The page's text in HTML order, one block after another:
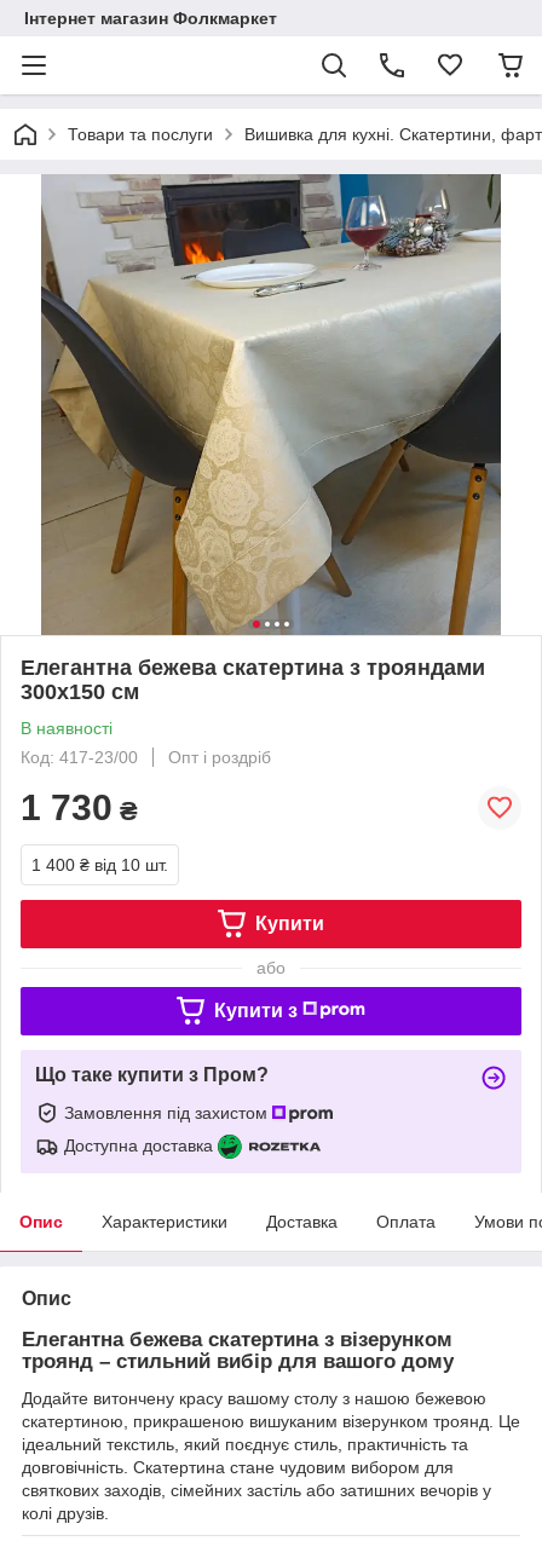
Інтернет магазин Фолкмаркет
Товари та послуги Вишивка для кухні. Скатертини,
Елегантна бежева скатертина з трояндами
300х150 см
В наявності
Код: 417-23/00
Опт і роздріб
1 730 ₴
1 400 ₴ від 10 шт.
Купити
або
Купити з
Що таке купити з Пром?
Замовлення під захистом
Доступна доставка
Опис Характеристики Доставка Оплата Умови
Опис
Елегантна бежева скатертина з візерунком
троянд – стильний вибір для вашого дому
Додайте витончену красу вашому столу з нашою бежевою
скатертиною, прикрашеною вишуканим візерунком троянд. Це
ідеальний текстиль, який поєднує стиль, практичність та
довговічність. Скатертина стане чудовим вибором для
святкових заходів, сімейних застіль або затишних вечорів у
колі друзів.